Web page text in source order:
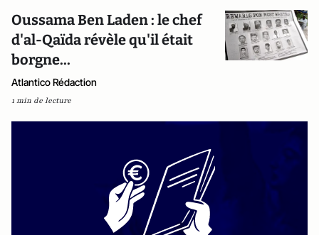
Oussama Ben Laden : le chef
d'al-Qaïda révèle qu'il était
borgne...
Atlantico Rédaction
1 min de lecture